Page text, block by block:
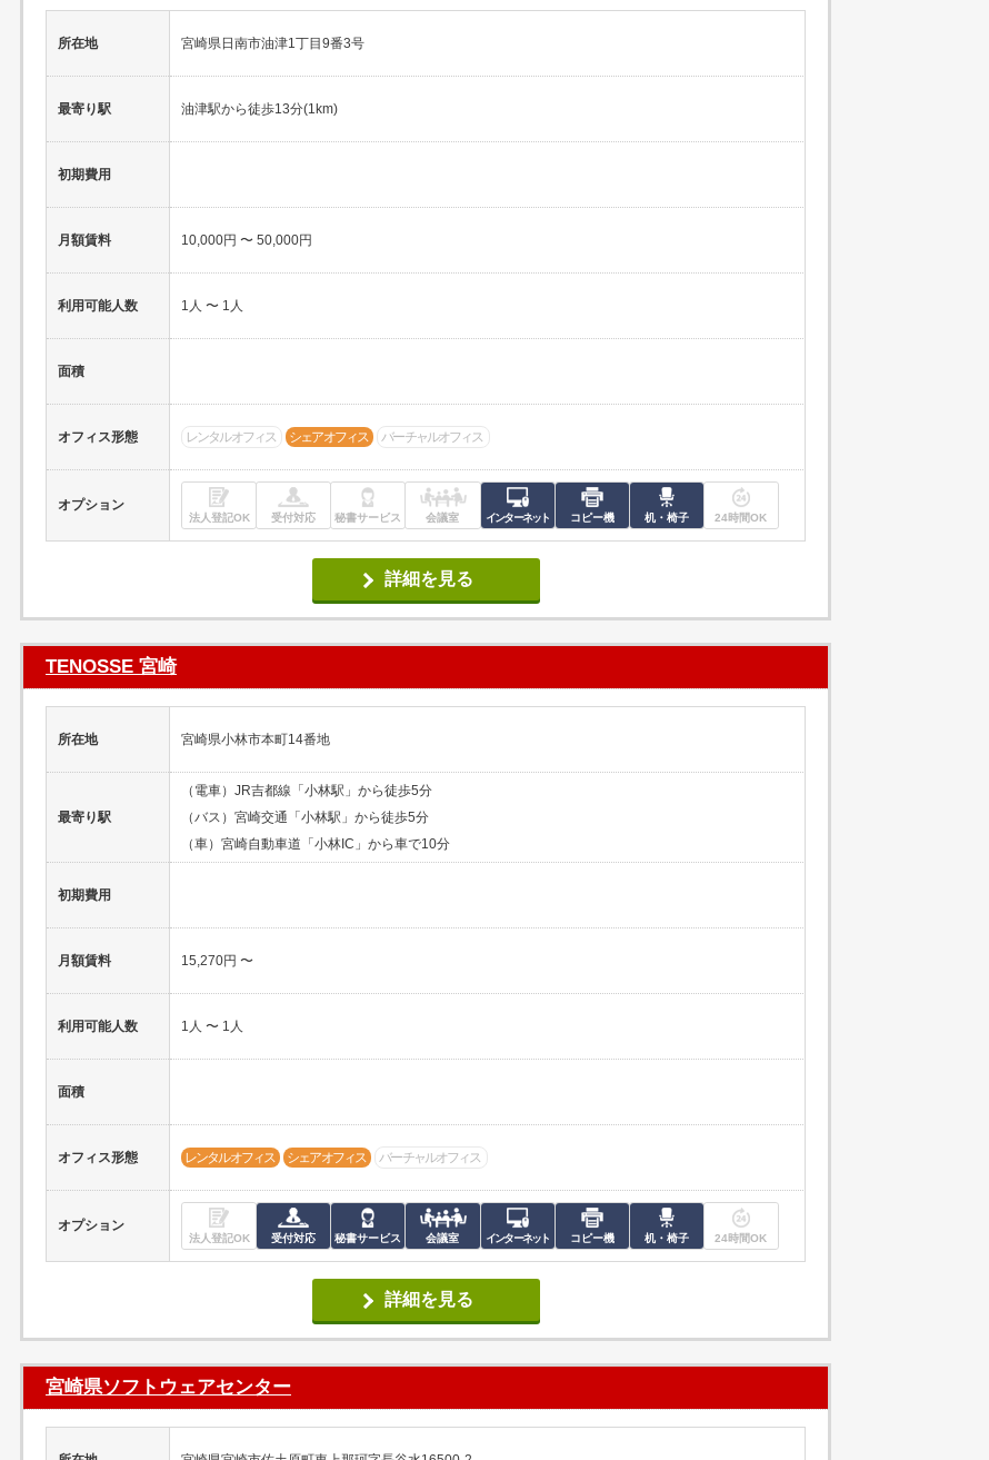
所在地 宮崎県日南市油津1丁目9番3号
最寄り駅 油津駅から徒歩13分(1km)
初期費用
月額賃料 10,000円 〜 50,000円
利用可能人数 1人 〜 1人
面積
オフィス形態 レンタルオフィス シェアオフィス バーチャルオフィス
オプション
法人登記OK 受付対応 秘書サービス 会議室 インターネット コピー機 机・椅子 24時間OK
詳細を見る
TENOSSE 宮崎
所在地 宮崎県小林市本町14番地
最寄り駅
（電車）JR吉都線「小林駅」から徒歩5分
（バス）宮崎交通「小林駅」から徒歩5分
（車）宮崎自動車道「小林IC」から車で10分
初期費用
月額賃料 15,270円 〜
利用可能人数 1人 〜 1人
面積
オフィス形態 レンタルオフィス シェアオフィス バーチャルオフィス
オプション
法人登記OK 受付対応 秘書サービス 会議室 インターネット コピー機 机・椅子 24時間OK
詳細を見る
宮崎県ソフトウェアセンター